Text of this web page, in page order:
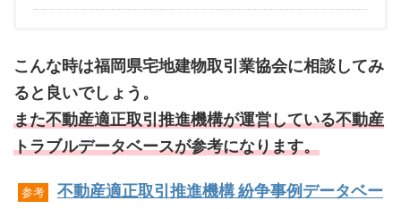
こんな時は福岡県宅地建物取引業協会に相談してみ
ると良いでしょう。
また不動産適正取引推進機構が運営している不動産
トラブルデータベースが参考になります。
参考
不動産適正取引推進機構 紛争事例データベー